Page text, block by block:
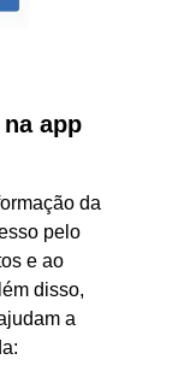
app
da
pelo
e ao
disso,
a